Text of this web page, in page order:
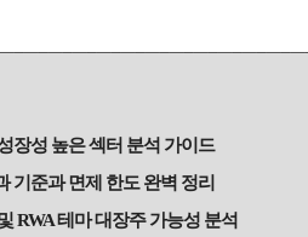
장성 높은 섹터 분석 가이드
기준과 면제 한도 완벽 정리
RWA 테마 대장주 가능성 분석